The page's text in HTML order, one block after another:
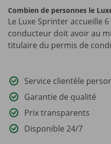
Combien de personnes le
Le Luxe Sprinter accueille
conducteur doit avoir au
titulaire du permis de
Service clientèle
Garantie de qualité
Prix transparents
Disponible 24/7